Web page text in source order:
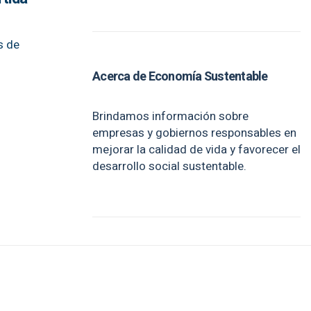
de
Acerca de Economía Sustentable
Brindamos información sobre
empresas y gobiernos responsables en
mejorar la calidad de vida y favorecer el
desarrollo social sustentable.